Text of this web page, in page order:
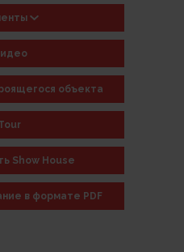
объекта
Show House
в формате PDF